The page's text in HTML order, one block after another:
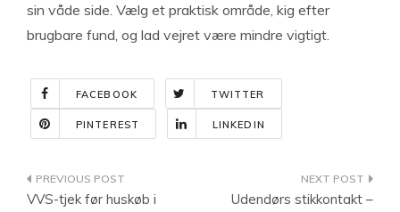
sin våde side. Vælg et praktisk område, kig efter
brugbare fund, og lad vejret være mindre vigtigt.
FACEBOOK TWITTER
PINTEREST LINKEDIN
Indlægsnavigation
VVS-tjek før huskøb i
Udendørs stikkontakt –